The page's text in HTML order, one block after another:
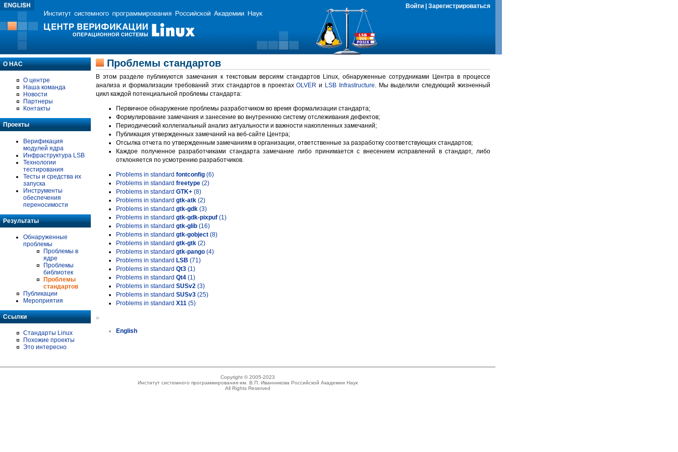
Войти Зарегистрироваться
О НАС
О центре
Наша команда
Новости
Партнеры
Контакты
Проекты
Верификация
модулей ядра
Инфраструктура LSB
Технологии
тестирования
Тесты и средства их
запуска
Инструменты
обеспечения
переносимости
Результаты
Обнаруженные
проблемы
Проблемы в
ядре
Проблемы
библиотек
Проблемы
стандартов
Публикации
Мероприятия
Ссылки
Стандарты Linux
Похожие проекты
Это интересно
Проблемы стандартов
В этом разделе публикуются замечания к текстовым версиям стандартов Linux, обнаруженные сотрудниками Центра в процессе
анализа и формализации требований этих стандартов в проектахOLVER и LSB Infrastructure. Мы выделили следующий жизненный
цикл каждой потенциальной проблемы стандарта:
Первичное обнаружение проблемы разработчиком во время формализации стандарта;
Формулирование замечания и занесение во внутреннюю систему отслеживания дефектов;
Периодический коллегиальный анализ актуальности и важности накопленных замечаний;
Публикация утвержденных замечаний на веб-сайте Центра;
Отсылка отчета по утвержденным замечаниям в организации, ответственные за разработку соответствующих стандартов;
Каждое полученное разработчиками стандарта замечание либо принимается с внесением исправлений в стандарт, либо
отклоняется по усмотрению разработчиков.
Problems in standard fontconfig (6)
Problems in standard freetype (2)
Problems in standard GTK+ (8)
Problems in standard gtk-atk (2)
Problems in standard gtk-gdk (3)
Problems in standard gtk-gdk-pixpuf (1)
Problems in standard gtk-glib (16)
Problems in standard gtk-gobject (8)
Problems in standard gtk-gtk (2)
Problems in standard gtk-pango (4)
Problems in standard LSB (71)
Problems in standard Qt3 (1)
Problems in standard Qt4 (1)
Problems in standard SUSv2 (3)
Problems in standard SUSv3 (25)
Problems in standard X11 (5)
»
English
Copyright © 2005-2023
Институт системного программирования им. В.П. Иванникова Российской Академии Наук
All Rights Reserved